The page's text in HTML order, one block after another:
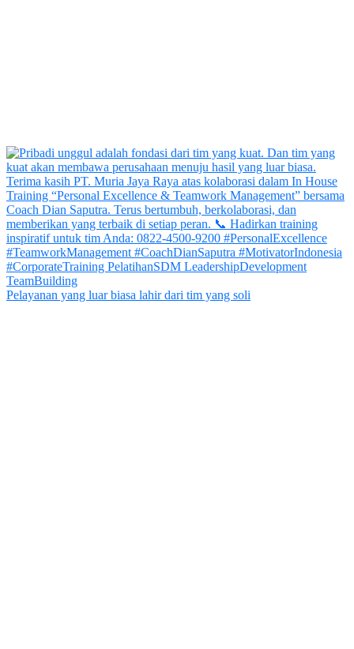
Pelayanan yang luar biasa lahir dari tim yang soli